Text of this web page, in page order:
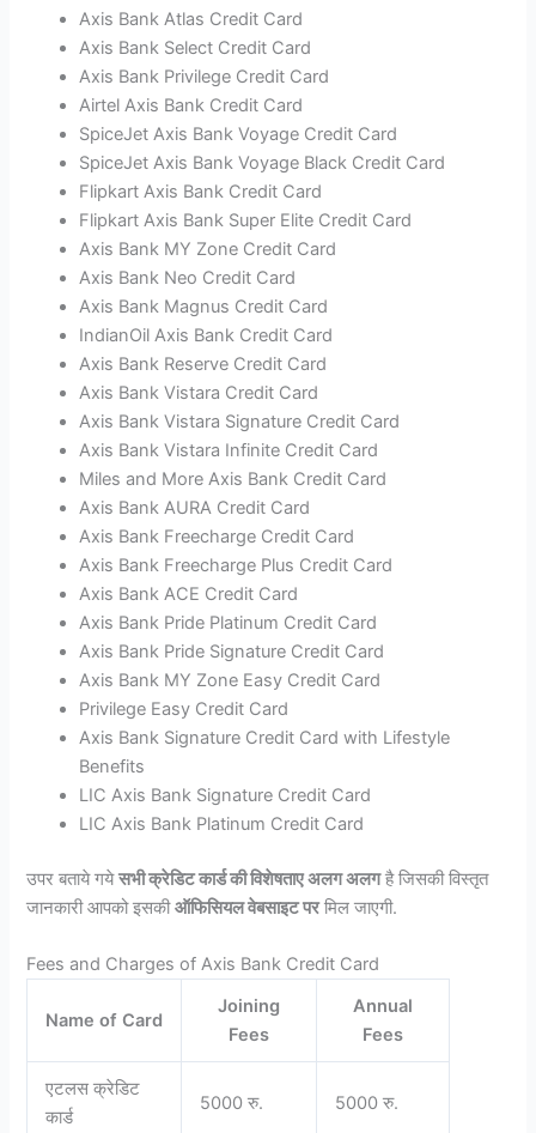
Axis Bank Atlas Credit Card
Axis Bank Select Credit Card
Axis Bank Privilege Credit Card
Airtel Axis Bank Credit Card
SpiceJet Axis Bank Voyage Credit Card
SpiceJet Axis Bank Voyage Black Credit Card
Flipkart Axis Bank Credit Card
Flipkart Axis Bank Super Elite Credit Card
Axis Bank MY Zone Credit Card
Axis Bank Neo Credit Card
Axis Bank Magnus Credit Card
IndianOil Axis Bank Credit Card
Axis Bank Reserve Credit Card
Axis Bank Vistara Credit Card
Axis Bank Vistara Signature Credit Card
Axis Bank Vistara Infinite Credit Card
Miles and More Axis Bank Credit Card
Axis Bank AURA Credit Card
Axis Bank Freecharge Credit Card
Axis Bank Freecharge Plus Credit Card
Axis Bank ACE Credit Card
Axis Bank Pride Platinum Credit Card
Axis Bank Pride Signature Credit Card
Axis Bank MY Zone Easy Credit Card
Privilege Easy Credit Card
Axis Bank Signature Credit Card with Lifestyle
Benefits
LIC Axis Bank Signature Credit Card
LIC Axis Bank Platinum Credit Card
उपर बताये गयेसभी क्रेडिट कार्ड की विशेषताए अलग अलगहै जिसकी विस्तृत
जानकारी आपको इसकीऑफिसियल वेबसाइट परमिल जाएगी.
Fees and Charges of Axis Bank Credit Card
Name of Card
Joining
Fees
Annual
Fees
एटलस क्रेडिट
कार्ड
5000 रु. 5000 रु.